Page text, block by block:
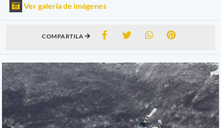
Ver galería de imágenes
COMPARTILA